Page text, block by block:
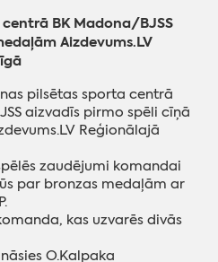
BK Madona/BJSS
Aizdevums.LV
pilsētas sporta centrā
aizvadīs pirmo spēli cīņā
Reģionālajā
zaudējumi komandai
par bronzas medaļām ar
kas uzvarēs divās
O.Kalpaka